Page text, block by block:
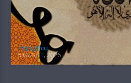
Irfan Jahiu
5 GUSHT, 2026